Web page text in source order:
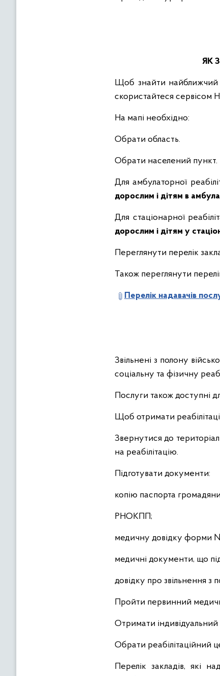
ЯК
Щоб знайти найближчий
скористайтеся сервісом
На мапі необхідно:
Обрати область.
Обрати населений пункт.
Для амбулаторної
дорослим і дітям в
Для стаціонарної
дорослим і дітям у
Переглянути перелік
Також переглянути
Перелік надавачів
Звільнені з полону
соціальну та фізичну
Послуги також доступні
Щоб отримати
Звернутися до
на реабілітацію.
Підготувати документи:
копію паспорта
РНОКПП;
медичну довідку форми
медичні документи, що
довідку про звільнення з
Пройти первинний
Отримати індивідуальний
Обрати реабілітаційний
Перелік закладів, які